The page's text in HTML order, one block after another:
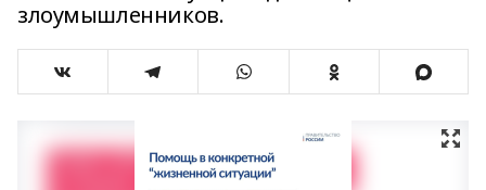
злоумышленников.